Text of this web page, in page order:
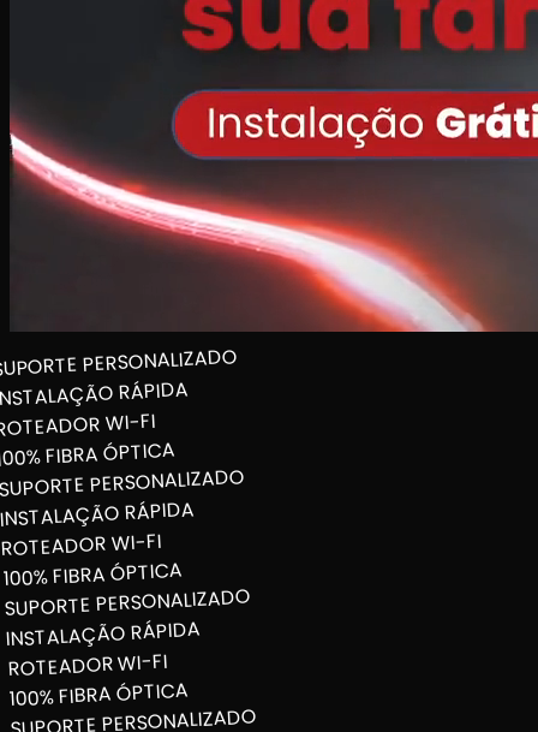
PERSONALIZADO
RÁPIDA
WI-FI
FIBRA ÓPTICA
PERSONALIZADO
INSTALAÇÃO RÁPIDA
ROTEADOR WI-FI
100% FIBRA ÓPTICA
SUPORTE PERSONALIZADO
INSTALAÇÃO RÁPIDA
ROTEADOR WI-FI
100% FIBRA ÓPTICA
SUPORTE PERSONALIZADO